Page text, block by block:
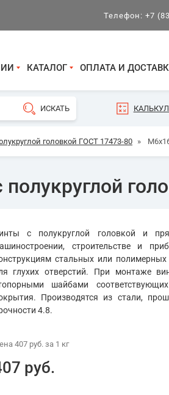
Телефон: +7
КАТАЛОГ ОПЛАТА И
головкой ГОСТ 17473-80 »
с полукруглой головкой и
строительстве и
стальных или
глухих отверстий. При монтаже
шайбами
Производятся из стали,
4.8.
407 руб.за 1 кг
руб.